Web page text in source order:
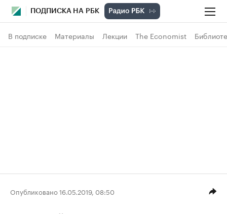
ПОДПИСКА НА РБК
В подписке Материалы Лекции The Economist
Опубликовано 16.05.2019, 08:50